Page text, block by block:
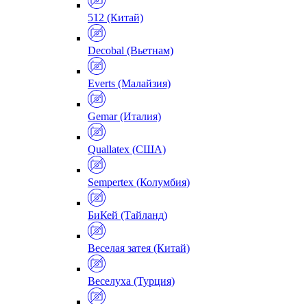
512 (Китай)
Decobal (Вьетнам)
Everts (Малайзия)
Gemar (Италия)
Quallatex (США)
Sempertex (Колумбия)
БиКей (Тайланд)
Веселая затея (Китай)
Веселуха (Турция)